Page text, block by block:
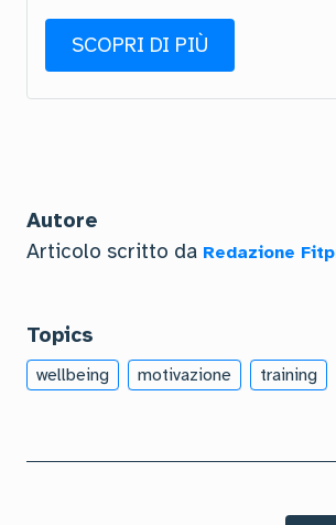
SCOPRI DI PIÙ
Autore
Articolo scritto da Redazione
Topics
wellbeing motivazione training